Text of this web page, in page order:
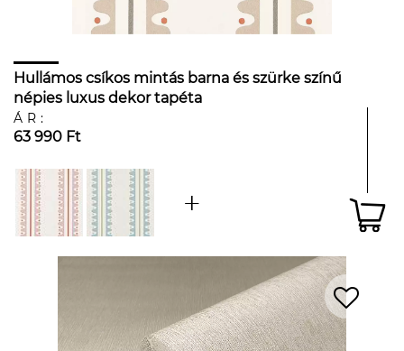
Hullámos csíkos mintás barna és szürke színű
népies luxus dekor tapéta
ÁR:
63 990 Ft